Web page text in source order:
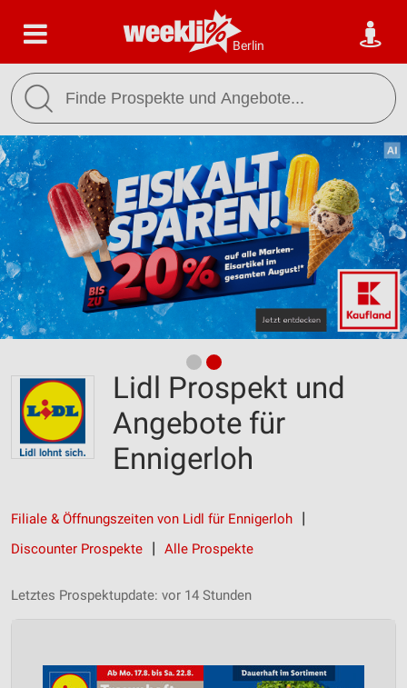
Berlin
Lidl Prospekt und
Angebote für
Ennigerloh
Filiale & Öffnungszeiten von Lidl für Ennigerloh
Discounter Prospekte
Alle Prospekte
Letztes Prospektupdate: vor 14 Stunden